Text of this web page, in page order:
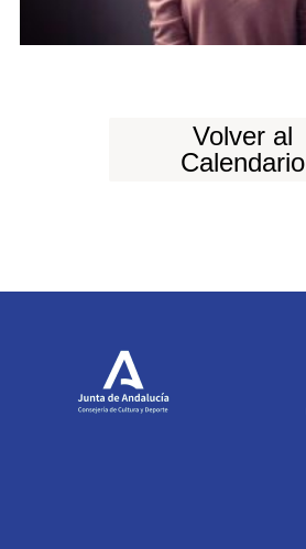
Volver al
Calendario